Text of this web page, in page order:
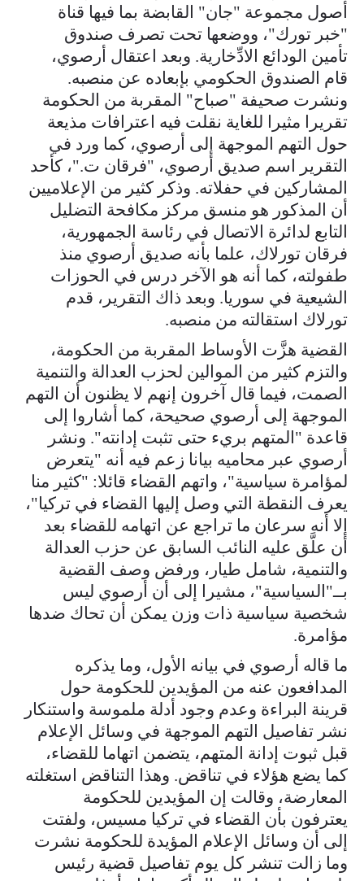
أصول مجموعة "جان" القابضة بما فيها قناة
"خبر تورك"، ووضعها تحت تصرف صندوق
تأمين الودائع الادِّخارية. وبعد اعتقال أرصوي،
قام الصندوق الحكومي بإبعاده عن منصبه.
ونشرت صحيفة "صباح" المقربة من الحكومة
تقريرا مثيرا للغاية نقلت فيه اعترافات مذيعة
حول التهم الموجهة إلى أرصوي، كما ورد في
التقرير اسم صديق أرصوي، "فرقان ت."، كأحد
المشاركين في حفلاته. وذكر كثير من الإعلاميين
أن المذكور هو منسق مركز مكافحة التضليل
التابع لدائرة الاتصال في رئاسة الجمهورية،
فرقان تورلاك، علما بأنه صديق أرصوي منذ
طفولته، كما أنه هو الآخر درس في الحوزات
الشيعية في سوريا. وبعد ذاك التقرير، قدم
تورلاك استقالته من منصبه.
القضية هزَّت الأوساط المقربة من الحكومة،
والتزم كثير من الموالين لحزب العدالة والتنمية
الصمت، فيما قال آخرون إنهم لا يظنون أن التهم
الموجهة إلى أرصوي صحيحة، كما أشاروا إلى
قاعدة "المتهم بريء حتى تثبت إدانته". ونشر
أرصوي عبر محاميه بيانا زعم فيه أنه "يتعرض
لمؤامرة سياسية"، واتهم القضاء قائلا: "كثير منا
يعرف النقطة التي وصل إليها القضاء في تركيا"،
إلا أنه سرعان ما تراجع عن اتهامه للقضاء بعد
أن علَّق عليه النائب السابق عن حزب العدالة
والتنمية، شامل طيار، ورفض وصف القضية
بــ"السياسية"، مشيرا إلى أن أرصوي ليس
شخصية سياسية ذات وزن يمكن أن تحاك ضدها
مؤامرة.
ما قاله أرصوي في بيانه الأول، وما يذكره
المدافعون عنه من المؤيدين للحكومة حول
قرينة البراءة وعدم وجود أدلة ملموسة واستنكار
نشر تفاصيل التهم الموجهة في وسائل الإعلام
قبل ثبوت إدانة المتهم، يتضمن اتهاما للقضاء،
كما يضع هؤلاء في تناقض. وهذا التناقض استغلته
المعارضة، وقالت إن المؤيدين للحكومة
يعترفون بأن القضاء في تركيا مسيس، ولفتت
إلى أن وسائل الإعلام المؤيدة للحكومة نشرت
وما زالت تنشر كل يوم تفاصيل قضية رئيس